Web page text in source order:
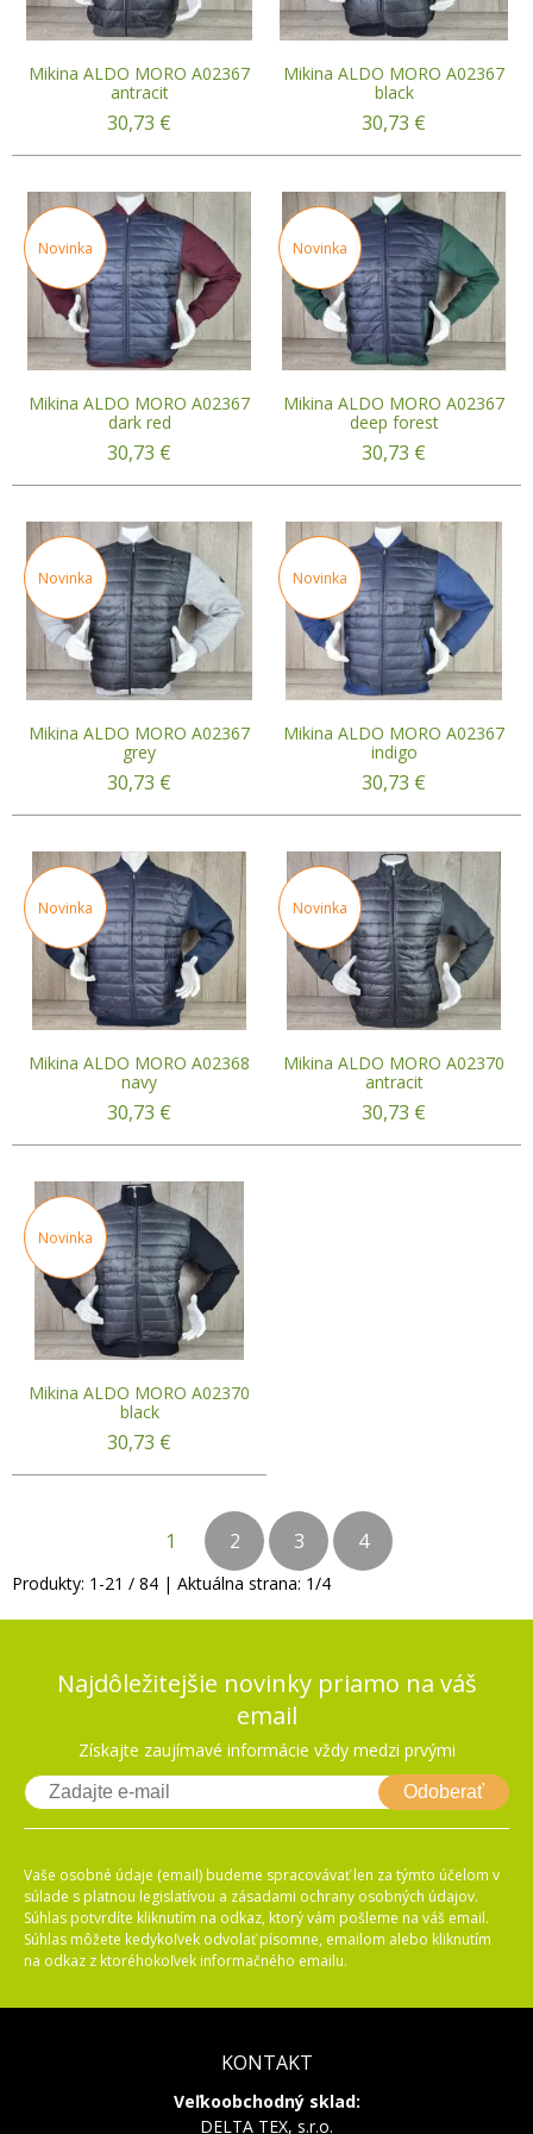
Mikina ALDO MORO A02367
antracit
30,73 €
Mikina ALDO MORO A02367
black
30,73 €
Novinka
Mikina ALDO MORO A02367
dark red
30,73 €
Novinka
Mikina ALDO MORO A02367
deep forest
30,73 €
Novinka
Mikina ALDO MORO A02367
grey
30,73 €
Novinka
Mikina ALDO MORO A02367
indigo
30,73 €
Novinka
Mikina ALDO MORO A02368
navy
30,73 €
Novinka
Mikina ALDO MORO A02370
antracit
30,73 €
Novinka
Mikina ALDO MORO A02370
black
30,73 €
1 2 3 4
Produkty: 1 -21 / 84 | Aktuálna strana: 1/4
Najdôležitejšie novinky priamo na váš
email
Získajte zaujímavé informácie vždy medzi prvými
Odoberať
Vaše osobné údaje (email) budeme spracovávať len za týmto účelom v
súlade s platnou legislatívou a zásadami ochrany osobných údajov.
Súhlas potvrdíte kliknutím na odkaz, ktorý vám pošleme na váš email.
Súhlas môžete kedykoľvek odvolať písomne, emailom alebo kliknutím
na odkaz z ktoréhokoľvek informačného emailu.
KONTAKT
Veľkoobchodný sklad:
DELTA TEX, s.r.o.